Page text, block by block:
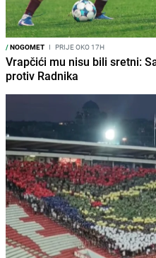
/NOGOMET I PRIJE OKO 17H
Vrapčići mu nisu bili sretni:
protiv Radnika